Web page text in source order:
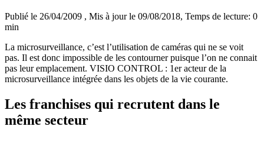
Publié le 26/04/2009 , Mis à jour le 09/08/2018, Temps de lecture: 0
min
La microsurveillance, c’est l’utilisation de caméras qui ne se voit
pas. Il est donc impossible de les contourner puisque l’on ne connait
pas leur emplacement. VISIO CONTROL : 1er acteur de la
microsurveillance intégrée dans les objets de la vie courante.
Les franchises qui recrutent dans le
même secteur